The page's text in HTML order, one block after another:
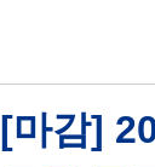
[마감]